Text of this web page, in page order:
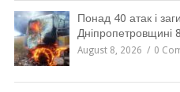
Понад 40 атак і
Дніпропетровщині
August 8, 2026 0